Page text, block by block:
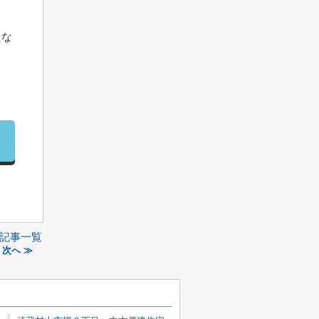
記事一覧
次へ ≫